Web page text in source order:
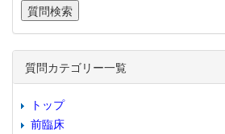
質問カテゴリー一覧
トップ
前臨床